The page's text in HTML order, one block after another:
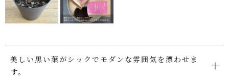
PRIVACY
プライバシーポリシー
お問い合わせ
美しい黒い葉がシックでモダンな雰囲気を漂わせま
す。